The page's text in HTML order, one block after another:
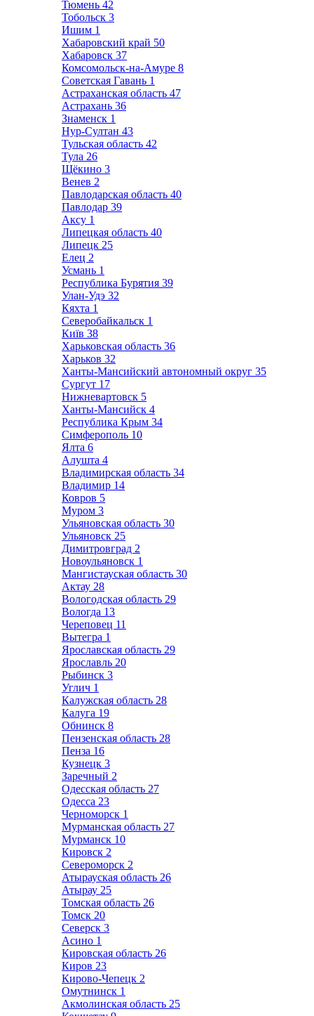
Тюмень 42
Тобольск 3
Ишим 1
Хабаровский край 50
Хабаровск 37
Комсомольск-на-Амуре 8
Советская Гавань 1
Астраханская область 47
Астрахань 36
Знаменск 1
Нур-Султан 43
Тульская область 42
Тула 26
Щёкино 3
Венев 2
Павлодарская область 40
Павлодар 39
Аксу 1
Липецкая область 40
Липецк 25
Елец 2
Усмань 1
Республика Бурятия 39
Улан-Удэ 32
Кяхта 1
Северобайкальск 1
Київ 38
Харьковская область 36
Харьков 32
Ханты-Мансийский автономный округ 35
Сургут 17
Нижневартовск 5
Ханты-Мансийск 4
Республика Крым 34
Симферополь 10
Ялта 6
Алушта 4
Владимирская область 34
Владимир 14
Ковров 5
Муром 3
Ульяновская область 30
Ульяновск 25
Димитровград 2
Новоульяновск 1
Мангистауская область 30
Актау 28
Вологодская область 29
Вологда 13
Череповец 11
Вытегра 1
Ярославская область 29
Ярославль 20
Рыбинск 3
Углич 1
Калужская область 28
Калуга 19
Обнинск 8
Пензенская область 28
Пенза 16
Кузнецк 3
Заречный 2
Одесская область 27
Одесса 23
Черноморск 1
Мурманская область 27
Мурманск 10
Кировск 2
Североморск 2
Атырауская область 26
Атырау 25
Томская область 26
Томск 20
Северск 3
Асино 1
Кировская область 26
Киров 23
Кирово-Чепецк 2
Омутнинск 1
Акмолинская область 25